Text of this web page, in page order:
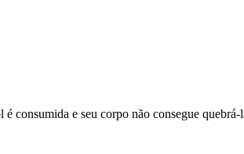
consumida e seu corpo não consegue